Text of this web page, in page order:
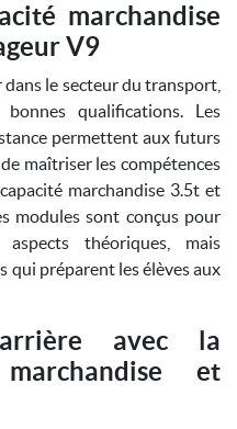
marchandise
V9
le secteur du transport,
qualifications. Les
permettent aux futurs
maîtriser les compétences
marchandise 3.5t et
modules sont conçus pour
théoriques, mais
qui préparent les élèves aux
avec la
et